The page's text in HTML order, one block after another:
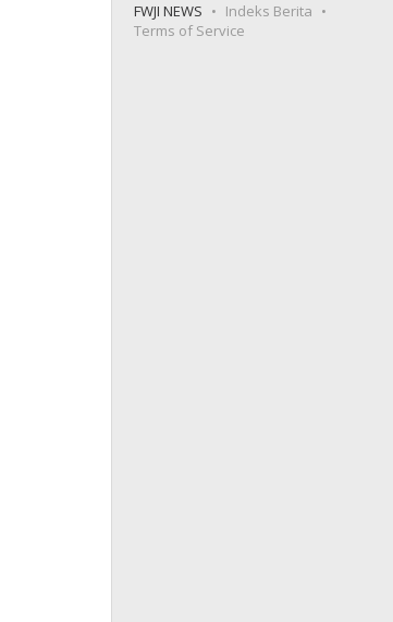
FWJI NEWS
Indeks Berita
Terms of Service